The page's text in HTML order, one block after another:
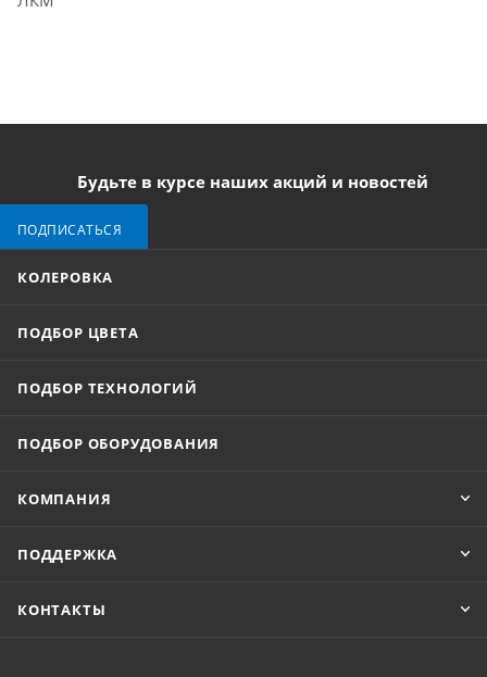
Будьте в курсе наших акций и новостей
ПОДПИСАТЬСЯ
КОЛЕРОВКА
ПОДБОР ЦВЕТА
ПОДБОР ТЕХНОЛОГИЙ
ПОДБОР ОБОРУДОВАНИЯ
КОМПАНИЯ
ПОДДЕРЖКА
КОНТАКТЫ